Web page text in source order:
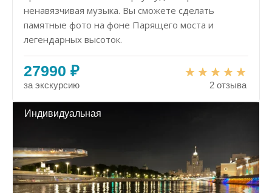
ненавязчивая музыка. Вы сможете сделать
памятные фото на фоне Парящего моста и
легендарных высоток.
27990 ₽
за экскурсию 2 отзыва
Индивидуальная